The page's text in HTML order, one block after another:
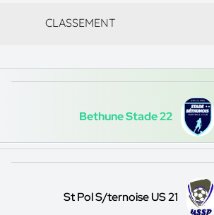
CLASSEMENT
Bethune Stade 22
St Pol S/ternoise US 21